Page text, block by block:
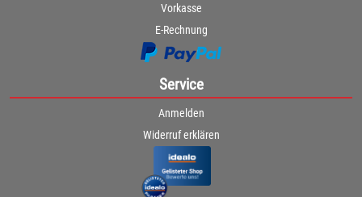
Vorkasse
E-Rechnung
Service
Anmelden
Widerruf erklären